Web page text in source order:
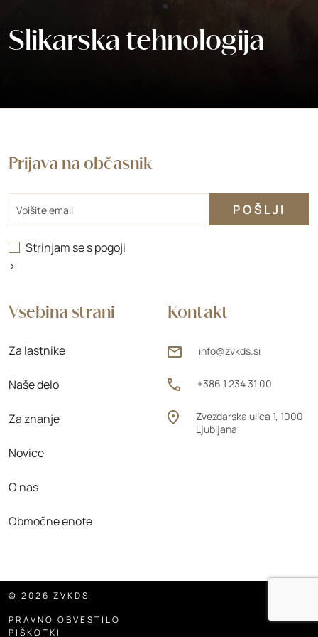
Slikarska tehnologija
Kontakt
info@zvkds.si
+386 1 234 31 00
Zvezdarska ulica 1, 1000
Ljubljana
Vsebina strani
Za lastnike
Naše delo
Za znanje
Novice
O nas
Območne enote
Prijava na občasnik
Strinjam se spogoji
>
© 2026 ZVKDS
PRAVNO OBVESTILO
PIŠKOTKI